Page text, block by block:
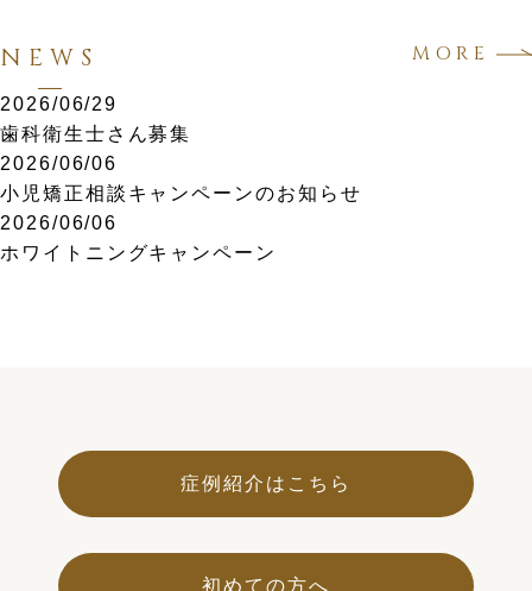
NEWS MORE
2026/06/29
歯科衛生士さん募集
2026/06/06
小児矯正相談キャンペーンのお知らせ
2026/06/06
ホワイトニングキャンペーン
症例紹介はこちら
初めての方へ